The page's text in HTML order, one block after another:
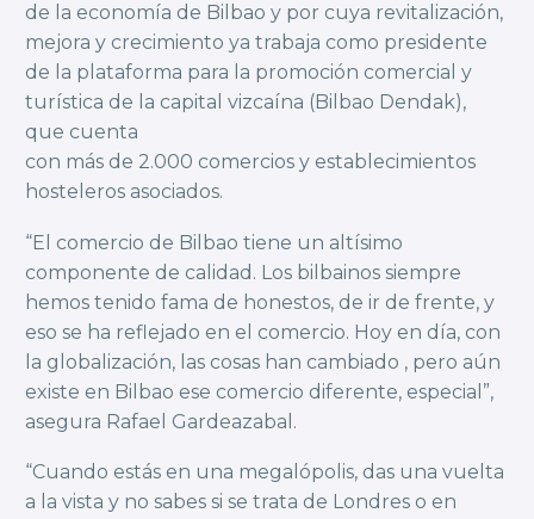
de la economía de Bilbao y por cuya revitalización,
mejora y crecimiento ya trabaja como presidente
de la plataforma para la promoción comercial y
turística de la capital vizcaína (Bilbao Dendak),
que cuenta
con más de 2.000 comercios y establecimientos
hosteleros asociados.
“El comercio de Bilbao tiene un altísimo
componente de calidad. Los bilbainos siempre
hemos tenido fama de honestos, de ir de frente, y
eso se ha reflejado en el comercio. Hoy en día, con
la globalización, las cosas han cambiado , pero aún
existe en Bilbao ese comercio diferente, especial”,
asegura Rafael Gardeazabal.
“Cuando estás en una megalópolis, das una vuelta
a la vista y no sabes si se trata de Londres o en